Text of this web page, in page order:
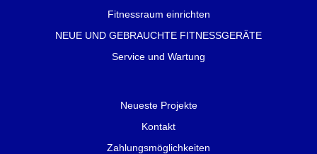
Fitnessraum einrichten
NEUE UND GEBRAUCHTE FITNESSGERÄTE
Service und Wartung
Neueste Projekte
Kontakt
Zahlungsmöglichkeiten